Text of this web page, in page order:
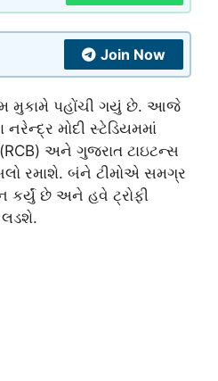
Join Now
મુકામે પહોંચી ગયું છે. આજે
મોદી સ્ટેડિયમમાં
અને ગુજરાત ટાઇટન્સ
રમાશે. બંને ટીમોએ સમગ્ર
કર્યું છે અને હવે ટ્રોફી
લડશે.